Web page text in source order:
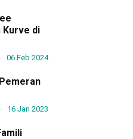
Kurve di
06 Feb 2024
16 Jan 2023